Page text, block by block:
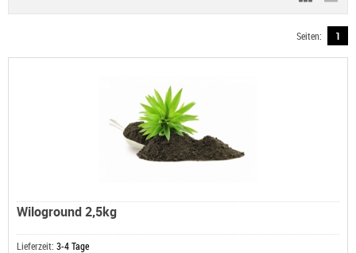
Seiten: 1
Wiloground 2,5kg
Lieferzeit: 3-4 Tage